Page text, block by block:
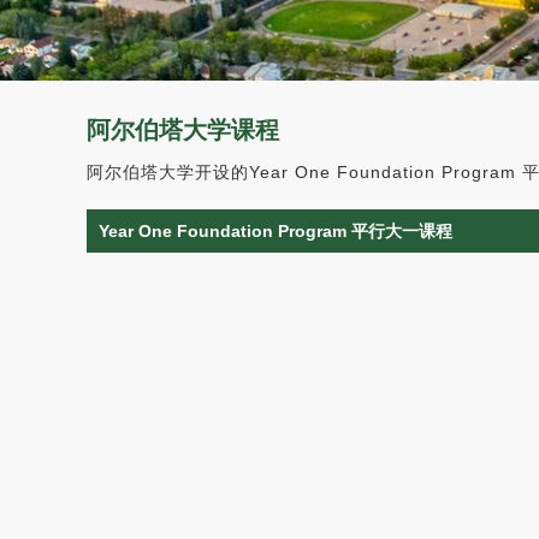
阿尔伯塔大学课程
阿尔伯塔大学开设的Year One Foundation Program
Year One Foundation Program 平行大一课程